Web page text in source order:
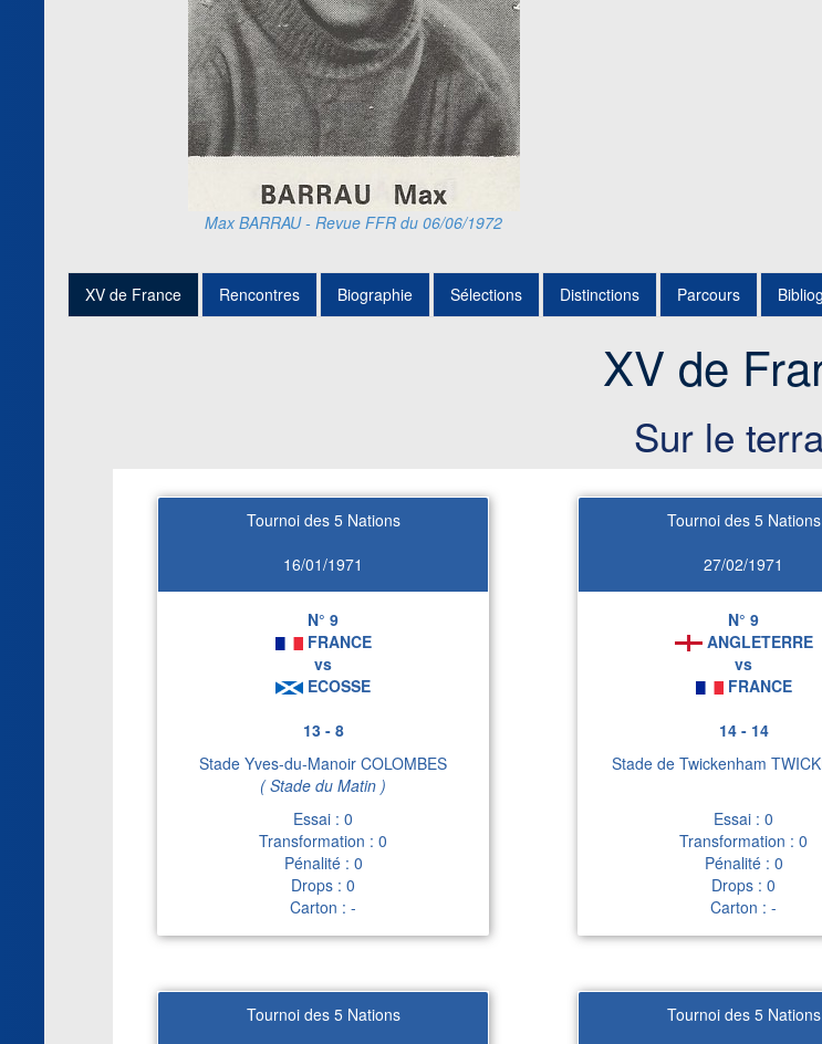
Max BARRAU - Revue FFR du 06/06/1972
XV de France Rencontres Biographie Sélections Distinctions Parcours
XV de
Sur le
Tournoi des 5 Nations
16/01/1971
N° 9
FRANCE
vs
ECOSSE
13 - 8
Stade Yves-du-Manoir COLOMBES
( Stade du Matin )
Essai : 0
Transformation : 0
Pénalité : 0
Drops : 0
Carton : -
Tournoi des 5 Nations
27/02/1971
N° 9
ANGLETERRE
vs
FRANCE
14 - 14
Stade de Twickenham
Essai : 0
Transformation : 0
Pénalité : 0
Drops : 0
Carton : -
Tournoi des 5 Nations
Tournoi des 5 Nations